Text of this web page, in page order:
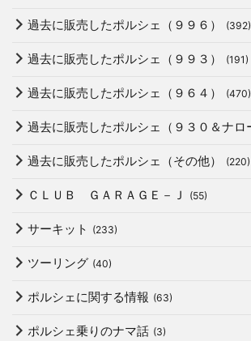
過去に販売したポルシェ（９９６） (392)
過去に販売したポルシェ（９９３） (191)
過去に販売したポルシェ（９６４） (470)
過去に販売したポルシェ（９３０＆ナロ
過去に販売したポルシェ（その他） (220)
ＣＬＵＢ ＧＡＲＡＧＥ－Ｊ (55)
サーキット (233)
ツーリング (40)
ポルシェに関する情報 (63)
ポルシェ乗りのナマ話 (3)